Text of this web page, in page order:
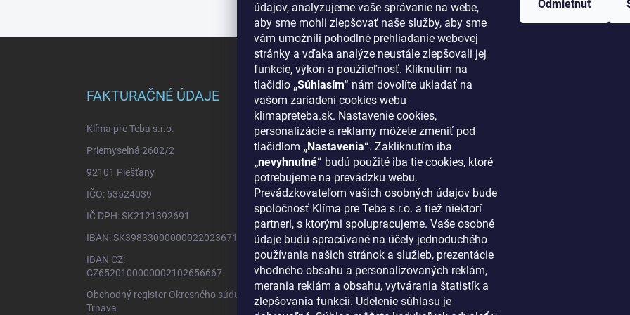
údajov, analyzujeme vaše správanie na webe,
aby sme mohli zlepšovať naše služby, aby sme
vám umožnili pohodlné prehliadanie webovej
stránky a vďaka analýze neustále zlepšovali jej
funkcie, výkon a použiteľnosť. Kliknutím na
tlačidlo „Súhlasím“ nám dovolíte ukladať na
vašom zariadení cookies webu
klimapreteba.sk. Nastavenie cookies,
personalizácie a reklamy môžete zmeniť pod
tlačidlom „Nastavenia“. Zakliknutím iba
„nevyhnutné“ budú použité iba tie cookies, ktoré
potrebujeme na prevádzku webu.
Prevádzkovateľom vašich osobných údajov bude
spoločnosť Klíma pre Teba s.r.o. a tiež niektorí
partneri, s ktorými spolupracujeme. Vaše osobné
údaje budú spracúvané na účely jednoduchého
používania našich stránok a služieb, prezentácie
vhodného obsahu a personalizovaných reklám,
merania reklám a obsahu, vytvárania štatistík a
zlepšovania funkcií. Udelenie súhlasu je
Odmietnuť
FAKTURAČNÉ ÚDAJE
Klíma pre Teba s.r.o.
Priemyselná 2602/2
92101 Piešťany
IČO: 53524039
IČ DPH: SK2121392691
IBAN: SK3983300000002202367125
IBAN CZ:
CZ6520100000002102656667
Obchodný register Okresného súdu
Trnava
INFORMÁCIE PRE VÁS
O nás
Ako nakupovať
Bonusový systém
Reklamácie a vrátenie tovaru
Blog - najnovšie články
Obchodné podmienky
Podmienky ochrany osobných údajov
Odstúpenie od zmluvy
Kontakty
https://